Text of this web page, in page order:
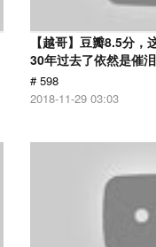
【越哥】豆瓣8.5分，
30年过去了依然是催泪
# 598
2018-11-29 03:03